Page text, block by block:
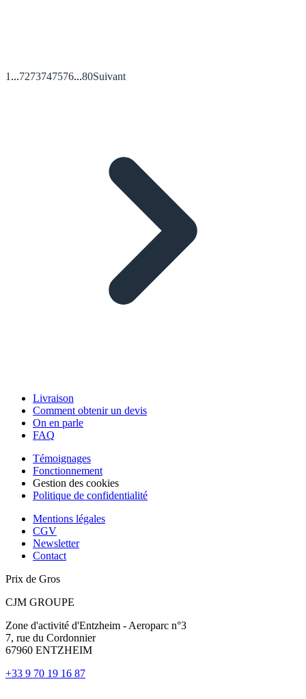
1 ...7273747576...80Suivant
Livraison
Comment obtenir un devis
On en parle
FAQ
Témoignages
Fonctionnement
Gestion des cookies
Politique de confidentialité
Mentions légales
CGV
Newsletter
Contact
Prix de Gros
CJM GROUPE
Zone d'activité d'Entzheim - Aeroparc n°3
7, rue du Cordonnier
67960 ENTZHEIM
+33 9 70 19 16 87